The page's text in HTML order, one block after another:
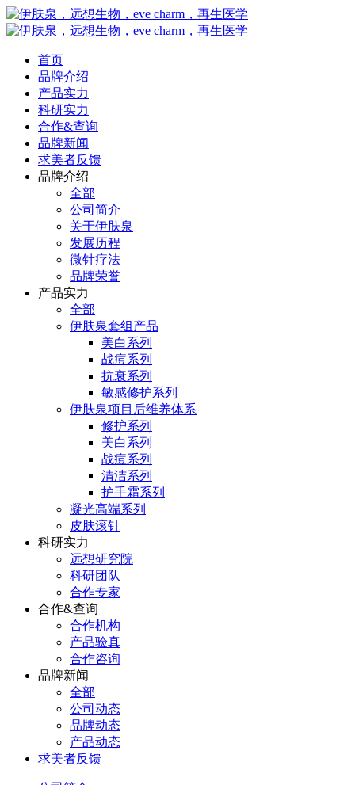
首页
品牌介绍
产品实力
科研实力
合作&查询
品牌新闻
求美者反馈
品牌介绍
全部
公司简介
关于伊肤泉
发展历程
微针疗法
品牌荣誉
产品实力
全部
伊肤泉套组产品
美白系列
战痘系列
抗衰系列
敏感修护系列
伊肤泉项目后维养体系
修护系列
美白系列
战痘系列
清洁系列
护手霜系列
凝光高端系列
皮肤滚针
科研实力
远想研究院
科研团队
合作专家
合作&查询
合作机构
产品验真
合作咨询
品牌新闻
全部
公司动态
品牌动态
产品动态
求美者反馈